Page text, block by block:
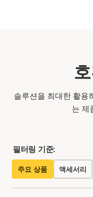
솔루션을 최대한 활용
는 제
필터링 기준:
주요 상품 액세서리